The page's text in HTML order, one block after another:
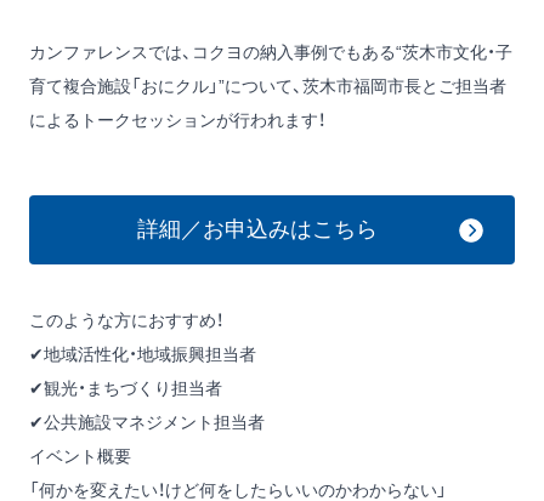
カンファレンスでは、コクヨの納入事例でもある“茨木市文化・子
育て複合施設「おにクル」”について、茨木市福岡市長とご担当者
によるトークセッションが行われます！
詳細／お申込みはこちら
このような方におすすめ！
✔地域活性化・地域振興担当者
✔観光・まちづくり担当者
✔公共施設マネジメント担当者
イベント概要
「何かを変えたい！けど何をしたらいいのかわからない」